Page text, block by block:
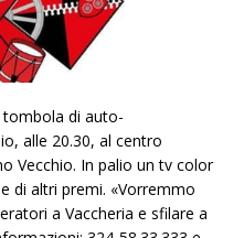
tombola di auto-
alle 20.30, al centro
Vecchio. In palio un tv color
di altri premi. «Vorremmo
a Vaccheria e sfilare a